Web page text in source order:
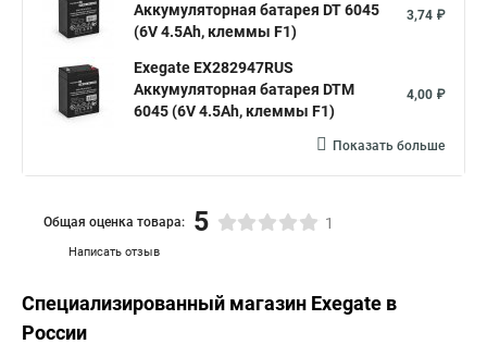
Аккумуляторная батарея DT 6045
(6V 4.5Ah, клеммы F1)
3,74 ₽
Exegate EX282947RUS
Аккумуляторная батарея DTM
6045 (6V 4.5Ah, клеммы F1)
4,00 ₽
Показать больше
Написать отзыв
Общая оценка товара: 5 1
Специализированный магазин Exegate в
России